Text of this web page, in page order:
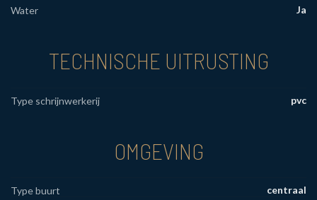
Water
Ja
TECHNISCHE UITRUSTING
Type schrijnwerkerij pvc
OMGEVING
Type buurt
centraal